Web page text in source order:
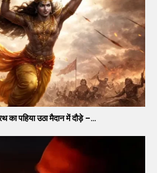
का पहिया उठा मैदान में दौड़े –…